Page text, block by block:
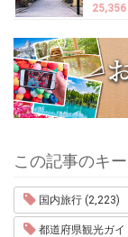
25,356
この記事のキ
国内旅行 (2,223)
都道府県観光ガイ